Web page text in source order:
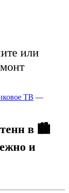
или
ТВ —
в 🏙️
и